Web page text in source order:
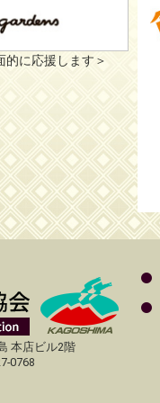
的に応援します＞
本店ビル2階
0768